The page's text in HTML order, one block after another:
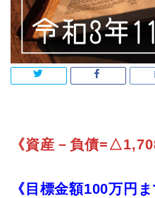
《資産－負債
《目標金額100万円